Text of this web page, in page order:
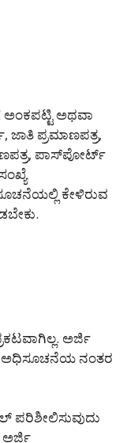
ಅಂಕಪಟ್ಟಿ ಅಥವಾ
ಪ್ರಮಾಣಪತ್ರ,
ಪಾಸ್‌ಪೋರ್ಟ್
ಕೇಳಿರುವ
ಅರ್ಜಿ
ಅಧಿಸೂಚನೆಯ ನಂತರ
ಪರಿಶೀಲಿಸುವುದು
ಅರ್ಜಿ